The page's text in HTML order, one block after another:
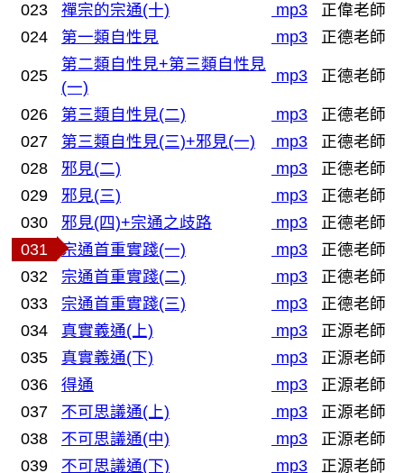
023
禪宗的宗通(十) mp3
正偉老師
024
第一類自性見 mp3 正德老師
025
第二類自性見+第三類自性見
(一)
mp3 正德老師
026 第三類自性見(二) mp3
正德老師
027
第三類自性見(三)+邪見(一) mp3
正德老師
028
邪見(二) mp3
正德老師
029
邪見(三) mp3
正德老師
030
邪見(四)+宗通之歧路 mp3
正德老師
031
宗通首重實踐(一) mp3
正德老師
032
宗通首重實踐(二) mp3
正德老師
033
宗通首重實踐(三) mp3
正德老師
034
真實義通(上) mp3
正源老師
035
真實義通(下) mp3
正源老師
036
得通 mp3
正源老師
037
不可思議通(上) mp3
正源老師
038
不可思議通(中) mp3
正源老師
039
不可思議通(下) mp3
正源老師